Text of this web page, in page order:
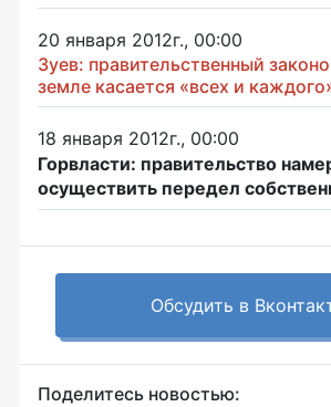
20 января 2012г., 00:00
Зуев: правительственный
земле касается «всех и
18 января 2012г., 00:00
Горвласти: правительство
осуществить передел
Обсудить в
Поделитесь новостью: